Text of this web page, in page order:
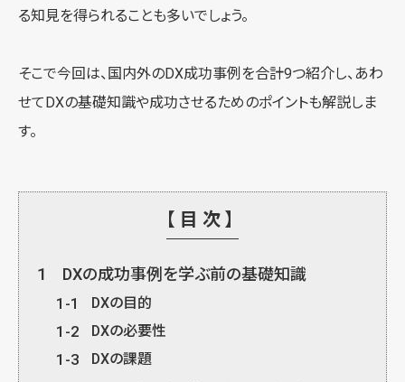
る知見を得られることも多いでしょう。
そこで今回は、国内外のDX成功事例を合計9つ紹介し、あわ
せてDXの基礎知識や成功させるためのポイントも解説しま
す。
【目次】
1 DXの成功事例を学ぶ前の基礎知識
1-1 DXの目的
1-2 DXの必要性
1-3 DXの課題